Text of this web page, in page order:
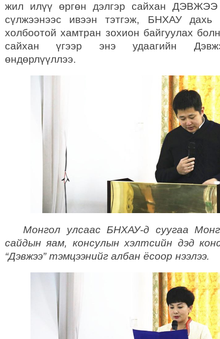
жил илүү өргөн дэлгэр сайхан ДЭВЖЭЭ
сүлжээнээс ивээн тэтгэж, БНХАУ
холбоотой хамтран зохион байгуулах
сайхан үгээр энэ удаагийн
өндөрлүүллээ.
Монгол улсаас БНХАУ-д суугаа
сайдын яам, консулын хэлтсийн дэд
“Дэвжээ” тэмцээнийг албан ёсоор нээлээ.